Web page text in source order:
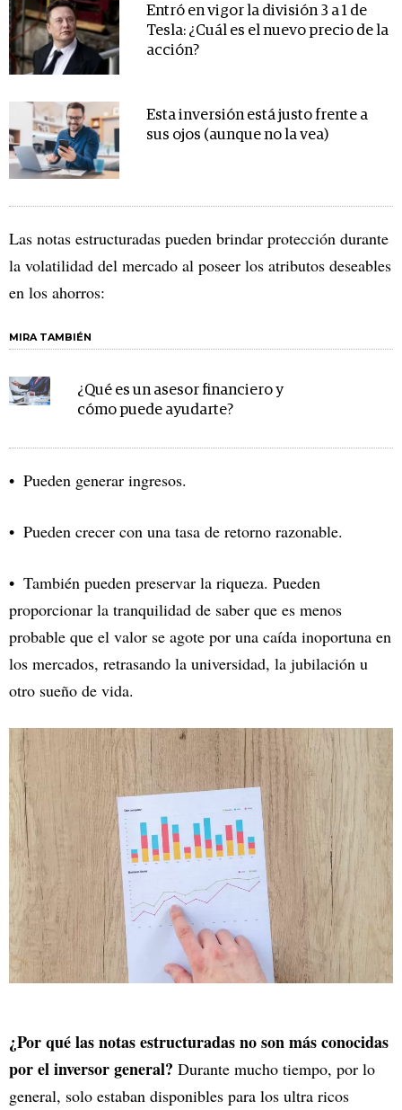
Entró en vigor la división 3 a 1 de
Tesla: ¿Cuál es el nuevo precio de la
acción?
Esta inversión está justo frente a
sus ojos (aunque no la vea)
Las notas estructuradas pueden brindar protección durante
la volatilidad del mercado al poseer los atributos deseables
en los ahorros:
MIRA TAMBIÉN
¿Qué es un asesor financiero y
cómo puede ayudarte?
Pueden generar ingresos.
Pueden crecer con una tasa de retorno razonable.
También pueden preservar la riqueza. Pueden
proporcionar la tranquilidad de saber que es menos
probable que el valor se agote por una caída inoportuna en
los mercados, retrasando la universidad, la jubilación u
otro sueño de vida.
¿Por qué las notas estructuradas no son más conocidas
por el inversor general? Durante mucho tiempo, por lo
general, solo estaban disponibles para los ultra ricos